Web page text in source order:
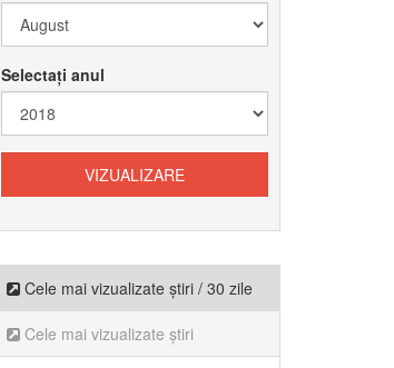
Selectați anul
Cele mai vizualizate știri / 30 zile
Cele mai vizualizate știri